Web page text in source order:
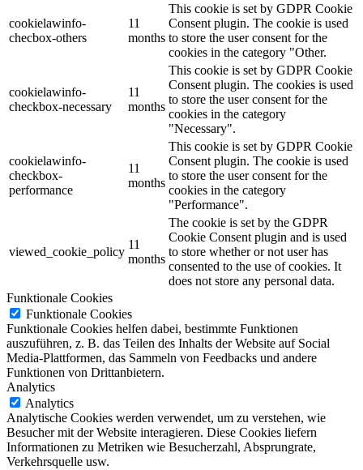
cookielawinfo-
checbox-others
11
months
This cookie is set by GDPR Cookie
Consent plugin. The cookie is used
to store the user consent for the
cookies in the category "Other.
cookielawinfo-
checkbox-necessary
11
months
This cookie is set by GDPR Cookie
Consent plugin. The cookies is used
to store the user consent for the
cookies in the category
"Necessary".
cookielawinfo-
checkbox-
performance
11
months
This cookie is set by GDPR Cookie
Consent plugin. The cookie is used
to store the user consent for the
cookies in the category
"Performance".
viewed_cookie_policy
11
months
The cookie is set by the GDPR
Cookie Consent plugin and is used
to store whether or not user has
consented to the use of cookies. It
does not store any personal data.
Funktionale Cookies
Funktionale Cookies
Funktionale Cookies helfen dabei, bestimmte Funktionen
auszuführen, z. B. das Teilen des Inhalts der Website auf Social
Media-Plattformen, das Sammeln von Feedbacks und andere
Funktionen von Drittanbietern.
Analytics
Analytics
Analytische Cookies werden verwendet, um zu verstehen, wie
Besucher mit der Website interagieren. Diese Cookies liefern
Informationen zu Metriken wie Besucherzahl, Absprungrate,
Verkehrsquelle usw.